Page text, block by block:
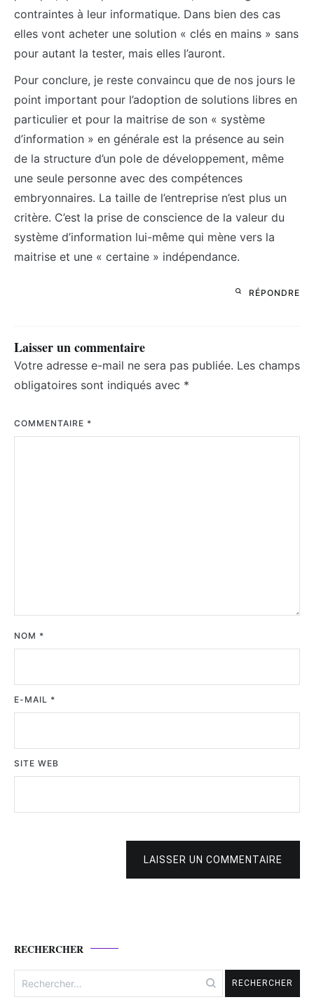
contraintes à leur informatique. Dans bien des cas
elles vont acheter une solution « clés en mains » sans
pour autant la tester, mais elles l’auront.
Pour conclure, je reste convaincu que de nos jours le
point important pour l’adoption de solutions libres en
particulier et pour la maitrise de son « système
d’information » en générale est la présence au sein
de la structure d’un pole de développement, même
une seule personne avec des compétences
embryonnaires. La taille de l’entreprise n’est plus un
critère. C’est la prise de conscience de la valeur du
système d’information lui-même qui mène vers la
maitrise et une « certaine » indépendance.
RÉPONDRE
Laisser un commentaire
Votre adresse e-mail ne sera pas publiée. Les champs
obligatoires sont indiqués avec *
COMMENTAIRE *
NOM *
E-MAIL *
SITE WEB
LAISSER UN COMMENTAIRE
RECHERCHER